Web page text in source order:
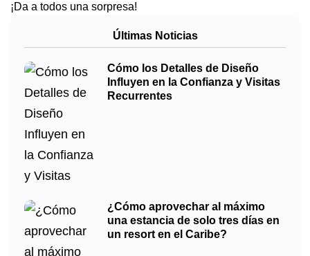
¡Da a todos una sorpresa!
Últimas Noticias
Cómo los Detalles de Diseño
Influyen en la Confianza y Visitas
Recurrentes
¿Cómo aprovechar al máximo
una estancia de solo tres días en
un resort en el Caribe?